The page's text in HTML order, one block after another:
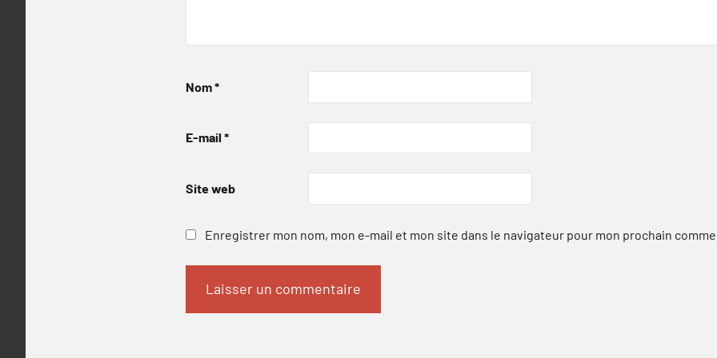
Nom*
E-mail *
Site web
Enregistrer mon nom, mon e-mail et mon site dans le navigateur pour mon prochain